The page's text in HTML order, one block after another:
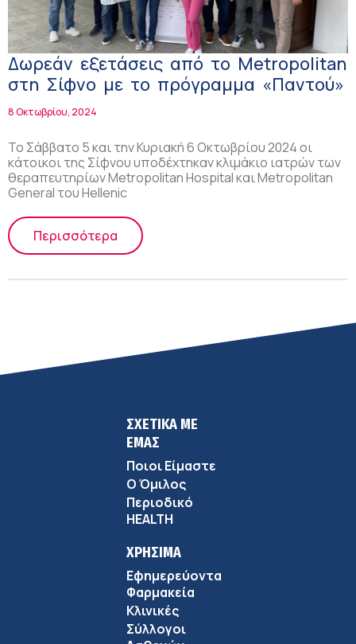
Δωρεάν εξετάσεις από το Metropolitan
στη Σίφνο με το πρόγραμμα «Παντού»
8 Οκτωβρίου, 2024
Το Σάββατο 5 και την Κυριακή 6 Οκτωβρίου 2024 οι
κάτοικοι της Σίφνου υποδέχτηκαν κλιμάκιο ιατρών των
θεραπευτηρίων Μetropolitan Hospital και Metropolitan
General του Ηellenic
Περισσότερα
ΣΧΕΤΙΚΑ ΜΕ
ΕΜΑΣ
Ποιοι Είμαστε
Ο Όμιλος
Περιοδικό
HEALTH
ΧΡΗΣΙΜΑ
Εφημερεύοντα
Φαρμακεία
Κλινικές
Σύλλογοι